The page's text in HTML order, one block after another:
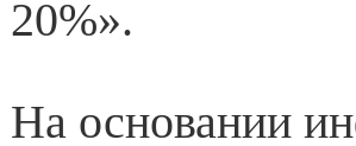
20%».
На основании